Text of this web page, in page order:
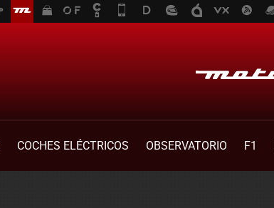
COCHES ELÉCTRICOS OBSERVATORIO F1